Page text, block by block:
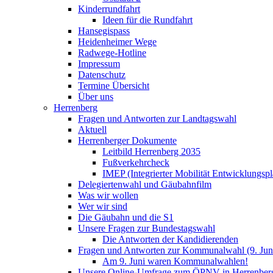
Kinderrundfahrt
Ideen für die Rundfahrt
Hansegispass
Heidenheimer Wege
Radwege-Hotline
Impressum
Datenschutz
Termine Übersicht
Über uns
Herrenberg
Fragen und Antworten zur Landtagswahl
Aktuell
Herrenberger Dokumente
Leitbild Herrenberg 2035
Fußverkehrcheck
IMEP (Integrierter Mobilität
Delegiertenwahl und Gäubahnfilm
Was wir wollen
Wer wir sind
Die Gäubahn und die S1
Unsere Fragen zur Bundestagswahl
Die Antworten der Kandidierenden
Fragen und Antworten zur Kommunalwahl (9.
Am 9. Juni waren Kommunalwahlen!